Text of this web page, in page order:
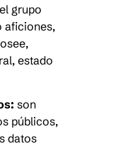
grupo
aficiones,
estado
son
públicos,
datos